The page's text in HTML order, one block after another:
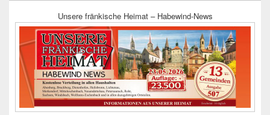
Unsere fränkische Heimat – Habewind-News